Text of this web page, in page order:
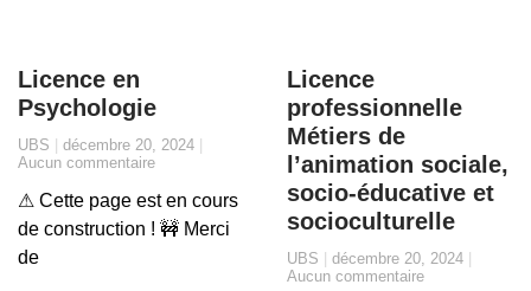
Licence en
Psychologie
UBS
décembre 20, 2024
Aucun commentaire
⚠ Cette page est en cours
de construction ! 🚧 Merci
de
Licence
professionnelle
Métiers de
l’animation sociale,
socio-éducative et
socioculturelle
UBS
décembre 20, 2024
Aucun commentaire